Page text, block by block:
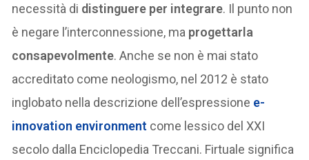
necessità di distinguere per integrare. Il punto non
è negare l’interconnessione, ma progettarla
consapevolmente. Anche se non è mai stato
accreditato come neologismo, nel 2012 è stato
inglobato nella descrizione dell’espressione e-
innovation environment come lessico del XXI
secolo dalla Enciclopedia Treccani. Firtuale significa